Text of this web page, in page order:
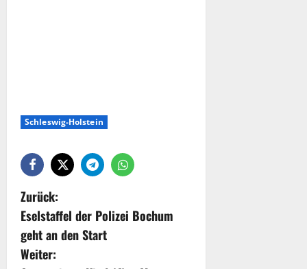
Schleswig-Holstein
Zurück:
Eselstaffel der Polizei Bochum
geht an den Start
Weiter: